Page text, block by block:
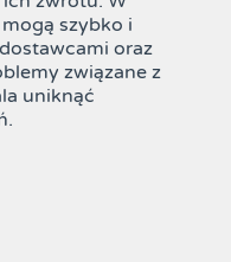
szybko i
oraz
związane z
uniknąć